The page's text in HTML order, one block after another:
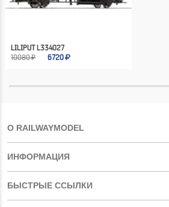
LILIPUT L334027
10080 ₽
6720
О RAILWAYMODEL
ИНФОРМАЦИЯ
БЫСТРЫЕ ССЫЛКИ